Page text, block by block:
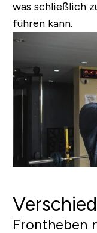
was schließlich
führen kann.
Frontheben